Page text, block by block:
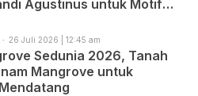
Agustinus untuk Motif
26 Juli 2026 | 12:45 am
Sedunia 2026, Tanah
Mangrove untuk